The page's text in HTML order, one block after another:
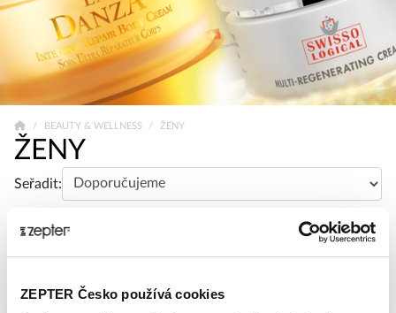
ZEPTER Česko používá cookies
BEAUTY & WELLNESS ŽENY
ŽENY
Seřadit: